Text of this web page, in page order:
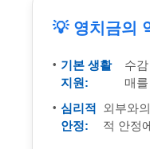
💡 영치금의
기본 생활
지원:
수
매
심리적
안정:
외부와
적 안정